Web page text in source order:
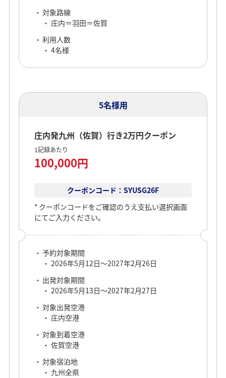
対象路線
庄内＝羽田＝佐賀
利用人数
4名様
5名様用
庄内発九州（佐賀）行き2万円クーポン
1記録あたり
100,000円
クーポンコード：SYUSG26F
クーポンコードをご確認のうえ支払い選択画面
にてご入力ください。
予約対象期間
2026年5月12日～2027年2月26日
出発対象期間
2026年5月13日～2027年2月27日
対象出発空港
庄内空港
対象到着空港
佐賀空港
対象宿泊地
九州全県